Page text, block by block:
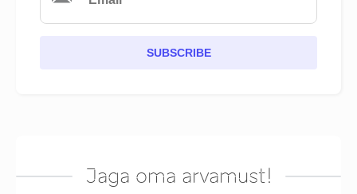
SUBSCRIBE
Jaga oma arvamust!